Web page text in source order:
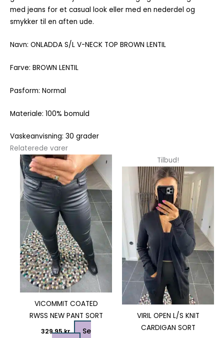
med jeans for et casual look eller med en nederdel og
smykker til en aften ude.
Navn: ONLADDA S/L V-NECK TOP BROWN LENTIL
Farve: BROWN LENTIL
Pasform: Normal
Materiale: 100% bomuld
Vaskeanvisning: 30 grader
Relaterede varer
VICOMMIT COATED
RWSS NEW PANT SORT
329,95kr.
Se
Dette
vare
har
flere
varianter.
Mulighederne
kan
vælges
på
varesiden
Tilbud!
VIRIL OPEN L/S KNIT
CARDIGAN SORT
vare
har
flere
varianter.
kan
vælges
på
varesiden